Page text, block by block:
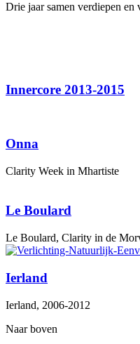
Drie jaar samen verdiepen
Innercore 2013-2015
Onna
Clarity Week in Mhartiste
Le Boulard
Le Boulard, Clarity in de
Ierland
Ierland, 2006-2012
Naar boven